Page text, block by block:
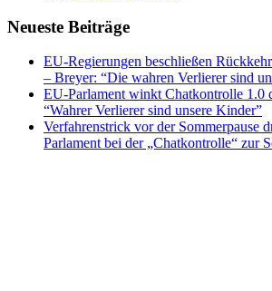
Neueste Beiträge
EU-Regierungen beschließen
– Breyer: “Die wahren Verlierer sind
EU-Parlament winkt Chatkontrolle 1.0
“Wahrer Verlierer sind unsere Kinder”
Verfahrenstrick vor der Sommerpause
Parlament bei der „Chatkontrolle“ zur